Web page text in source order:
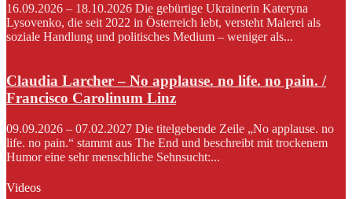
16.09.2026 – 18.10.2026 Die gebürtige Ukrainerin Kateryna
Lysovenko, die seit 2022 in Österreich lebt, versteht Malerei als
soziale Handlung und politisches Medium – weniger als...
Claudia Larcher – No applause. no life. no pain. /
Francisco Carolinum Linz
09.09.2026 – 07.02.2027 Die titelgebende Zeile „No applause. no
life. no pain.“ stammt aus The End und beschreibt mit trockenem
Humor eine sehr menschliche Sehnsucht:...
Videos